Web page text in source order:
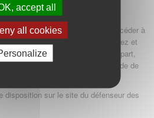
accept all
all cookiesvous empêchant d'accéder à
du site, que vous nous le signalez et
une réponse rapide de notre part,
vos doléances ou une demande de
(
disposition sur le site du défenseur des